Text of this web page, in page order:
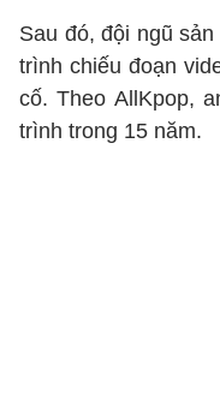
Sau đó, đội ngũ
trình chiếu đoạn
cố. Theo AllKpop,
trình trong 15 năm.